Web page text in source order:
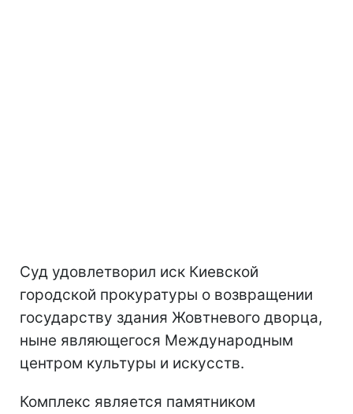
Суд удовлетворил иск Киевской
городской прокуратуры о возвращении
государству здания Жовтневого дворца,
ныне являющегося Международным
центром культуры и искусств.
Комплекс является памятником